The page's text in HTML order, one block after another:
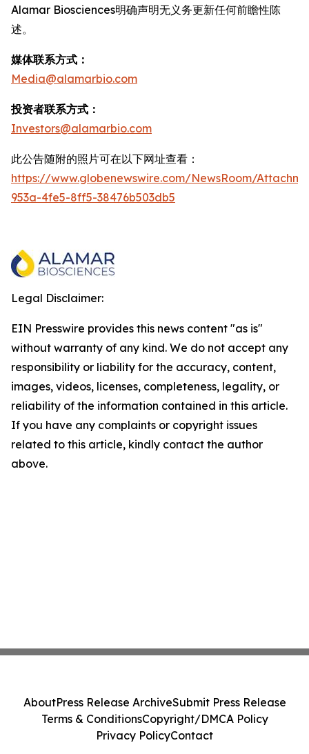
Alamar Biosciences明确声明无义务更新任何前瞻性陈
述。
媒体联系方式：
Media@alamarbio.com
投资者联系方式：
Investors@alamarbio.com
此公告随附的照片可在以下网址查看：
https://www.globenewswire.com/NewsRoom/
953a-4fe5-8ff5-38476b503db5
Legal Disclaimer:
EIN Presswire provides this news content "as is"
without warranty of any kind. We do not accept any
responsibility or liability for the accuracy, content,
images, videos, licenses, completeness, legality, or
reliability of the information contained in this article.
If you have any complaints or copyright issues
related to this article, kindly contact the author
above.
AboutPress Release ArchiveSubmit Press Release
Terms & ConditionsCopyright/DMCA Policy
Privacy PolicyContact